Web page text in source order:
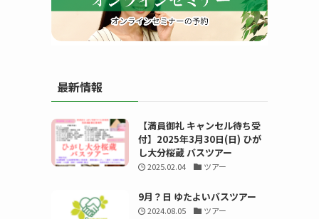
る
最新情報
【満員御礼 キャンセル待ち受
付】2025年3月30日(日) ひが
し大分桜蔵 バスツアー
2025.02.04 ツアー
9月？日 ゆたよいバスツアー
2024.08.05 ツアー